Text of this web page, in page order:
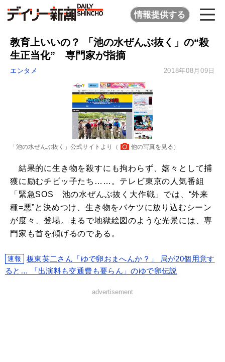
情報提供する
教育上いいの？ 「池の水ぜんぶ抜く」の“殺
生正当化” 専門家が指摘
エンタメ 2018年08月09日
「池の水ぜんぶ抜く」公式サイトより（ 他の写真を見る ）
結果的に生き物を殺すにも拘わらず、嬉々として捕
獲に励むチビッ子たち……。テレビ東京の人気番組
「緊急SOS 池の水ぜんぶ抜く大作戦」では、“外来
種=悪”と決めつけ、生き物をバケツに放り込むシーン
が度々、登場。まるで地獄絵図のような光景には、専
門家も首を傾げるのである。
速報
板東英二さん「ゆで卵おまへんか？」 局が20個用意す
ると… 「出演料も交通費も要らん」のゆで卵伝説
advertisement